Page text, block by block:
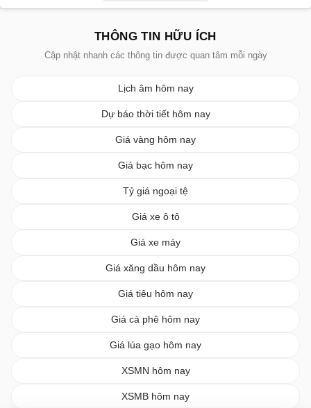
THÔNG TIN HỮU ÍCH
Cập nhật nhanh các thông tin được quan tâm mỗi ngày
Lịch âm hôm nay
Dự báo thời tiết hôm nay
Giá vàng hôm nay
Giá bạc hôm nay
Tỷ giá ngoại tệ
Giá xe ô tô
Giá xe máy
Giá xăng dầu hôm nay
Giá tiêu hôm nay
Giá cà phê hôm nay
Giá lúa gạo hôm nay
XSMN hôm nay
XSMB hôm nay